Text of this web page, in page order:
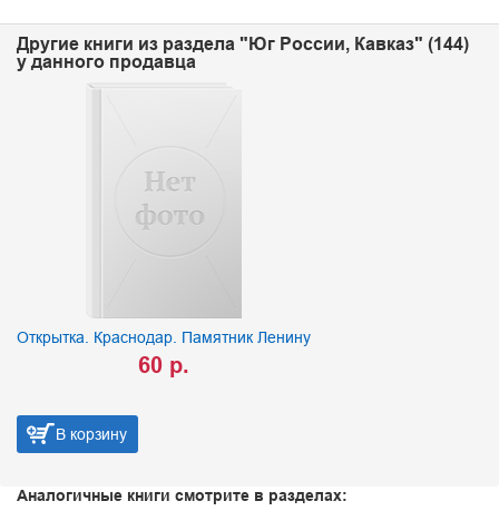
Другие книги из раздела "Юг России, Кавказ" (144)
у данного продавца
Открытка. Краснодар. Памятник Ленину
60 р.
В корзину
Аналогичные книги смотрите в разделах: